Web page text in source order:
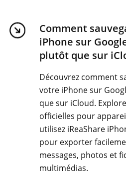
Comment
iPhone sur
plutôt que sur
Découvrez comment
votre iPhone sur
que sur iCloud.
officielles pour
utilisez iReaShare
pour exporter
messages, photos et
multimédias.